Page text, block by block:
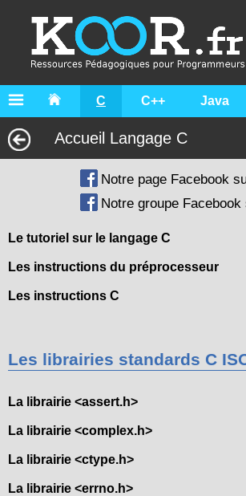
C C++ Java
Accueil Langage C
Notre page Facebook
Notre groupe Facebook
Le tutoriel sur le langage C
Les instructions du préprocesseur
Les instructions C
Les librairies standards C
La librairie <assert.h>
La librairie <complex.h>
La librairie <ctype.h>
La librairie <errno.h>